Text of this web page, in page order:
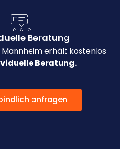
Beratung
Mannheim erhält kostenlos
Beratung.
anfragen